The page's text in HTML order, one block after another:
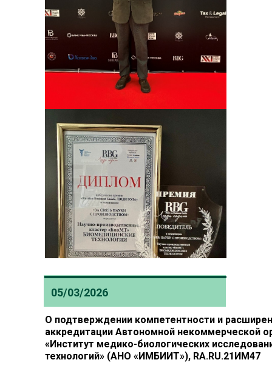
05/03/2026
О подтверждении компетентности и
аккредитации Автономной некоммерческой
«Институт медико-биологических
технологий» (АНО «ИМБИИТ»), RA.RU.21ИМ47